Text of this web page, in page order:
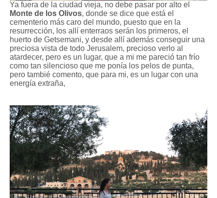
Ya fuera de la ciudad vieja, no debe pasar por alto el
Monte de los Olivos, donde se dice que está el
cementerio más caro del mundo, puesto que en la
resurrección, los allí enterraos serán los primeros, el
huerto de Getsemani, y desde allí además conseguir una
preciosa vista de todo Jerusalem, precioso verlo al
atardecer, pero es un lugar, que a mi me pareció tan frío
como tan silencioso que me ponía los pelos de punta,
pero tambié comento, que para mi, es un lugar con una
energía extraña,